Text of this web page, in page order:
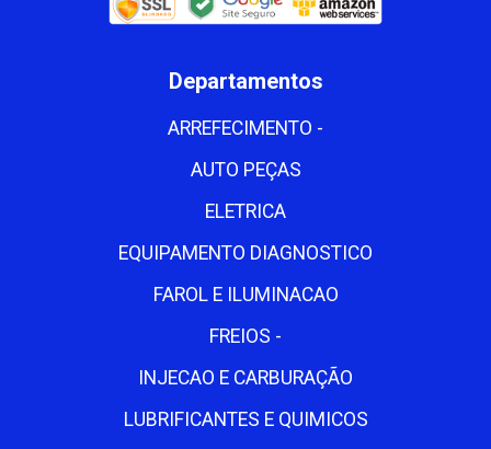
Departamentos
ARREFECIMENTO -
AUTO PEÇAS
ELETRICA
EQUIPAMENTO DIAGNOSTICO
FAROL E ILUMINACAO
FREIOS -
INJECAO E CARBURAÇÃO
LUBRIFICANTES E QUIMICOS